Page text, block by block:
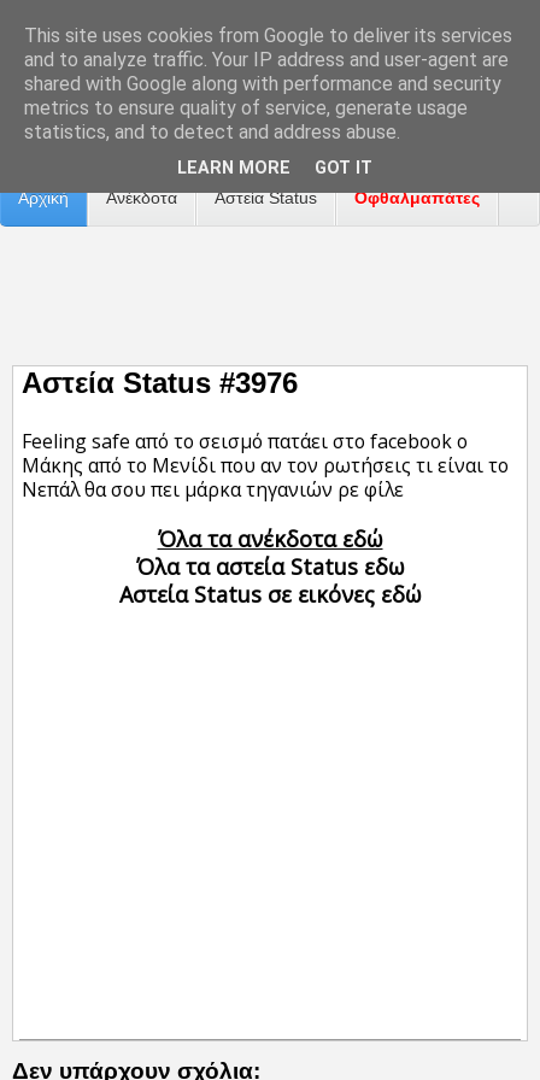
Επικοινωνία Διαφήμιση Αναφορά Προβλήματος
Αρχική Ανέκδοτα Αστεία Status Οφθαλμαπάτες
Αστεία Status #3976
Feeling safe από το σεισμό πατάει στο facebook ο
Μάκης από το Μενίδι που αν τον ρωτήσεις τι είναι το
Νεπάλ θα σου πει μάρκα τηγανιών ρε φίλε
Όλα τα ανέκδοτα εδώ
Όλα τα αστεία Status εδω
Αστεία Status σε εικόνες εδώ
Δεν υπάρχουν σχόλια:
This site uses cookies from Google to deliver its services
and to analyze traffic. Your IP address and user-agent are
shared with Google along with performance and security
metrics to ensure quality of service, generate usage
statistics, and to detect and address abuse.
LEARN MORE GOT IT